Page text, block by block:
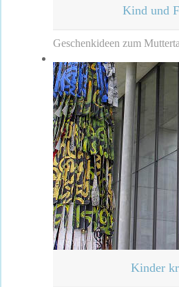
Kind und
Geschenkideen zum
Kinder